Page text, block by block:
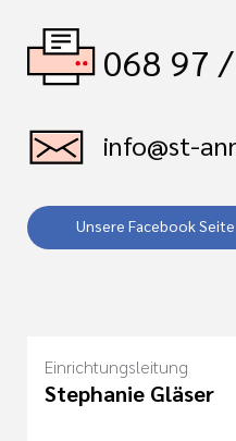
der cts
068 97
info@st-
Unsere Facebook Seite
Einrichtungsleitung
Stephanie Gläser